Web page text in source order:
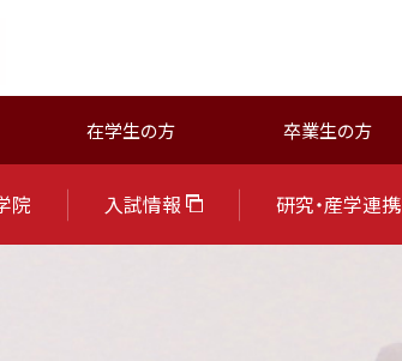
在学生の方 卒業生の方
院 入試情報 研究・産学連携